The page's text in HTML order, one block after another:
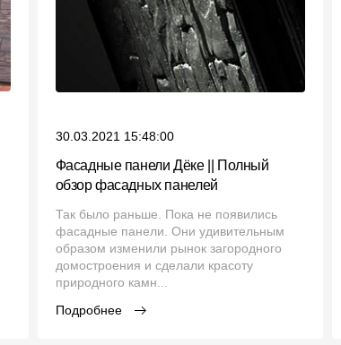
30.03.2021 15:48:00
Фасадные панели Дёке || Полный
обзор фасадных панелей
Так было раньше. Пока не появились
фасадные панели. Они удивительным
образом изменили рынок загородного
домостроения и сделали красоту
природного камн...
Подробнее